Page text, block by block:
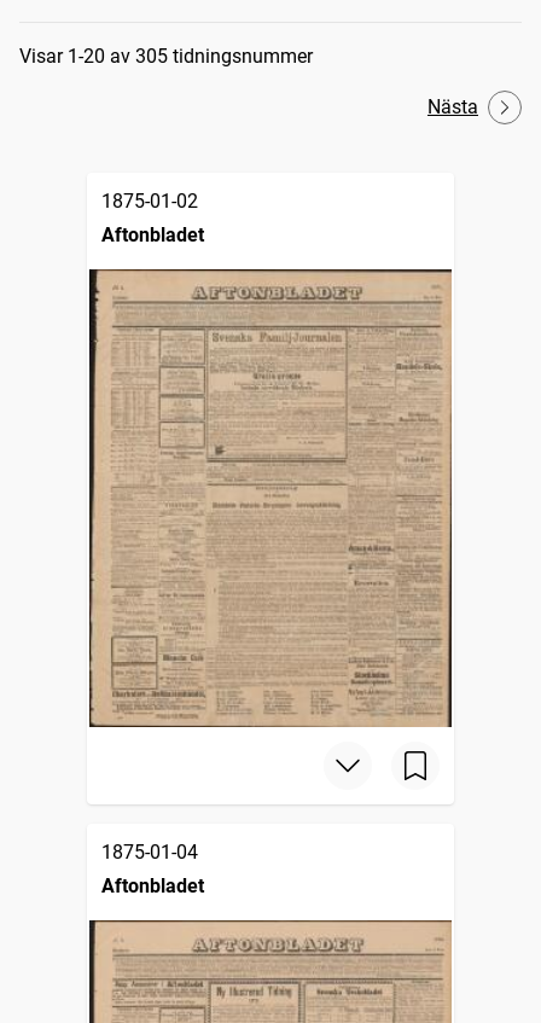
Sökresultat
Visar 1-20 av 305 tidningsnummer
Nästa
1875-01-02
Aftonbladet
1875-01-04
Aftonbladet